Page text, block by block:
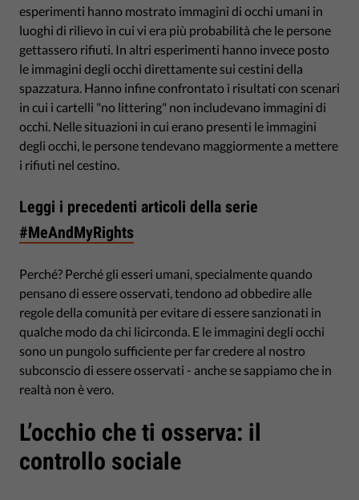
esperimenti hanno mostrato immagini di occhi umani in
luoghi di rilievo in cui vi era più probabilità che le persone
gettassero rifiuti. In altri esperimenti hanno invece posto
le immagini degli occhi direttamente sui cestini della
spazzatura. Hanno infine confrontato i risultati con scenari
in cui i cartelli "no littering" non includevano immagini di
occhi. Nelle situazioni in cui erano presenti le immagini
degli occhi, le persone tendevano maggiormente a mettere
i rifiuti nel cestino.
Leggi i precedenti articoli della serie
#MeAndMyRights
Perché? Perché gli esseri umani, specialmente quando
pensano di essere osservati, tendono ad obbedire alle
regole della comunità per evitare di essere sanzionati in
qualche modo da chi licirconda. E le immagini degli occhi
sono un pungolo sufficiente per far credere al nostro
subconscio di essere osservati - anche se sappiamo che in
realtà non è vero.
L’occhio che ti osserva: il
controllo sociale